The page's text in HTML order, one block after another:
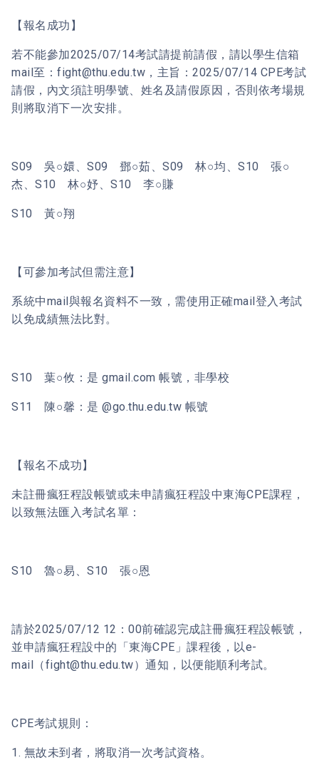
【報名成功】
若不能參加2025/07/14考試請提前請假，請以學生信箱
mail至：fight@thu.edu.tw，主旨：2025/07/14 CPE考試
請假，內文須註明學號、姓名及請假原因，否則依考場規
則將取消下一次安排。
S09 吳○嬛、S09 鄧○茹、S09 林○均、S10 張○
杰、S10 林○妤、S10 李○賺
S10 黃○翔
【可參加考試但需注意】
系統中mail與報名資料不一致，需使用正確mail登入考試
以免成績無法比對。
S10 葉○攸：是 gmail.com 帳號，非學校
S11 陳○馨：是 @go.thu.edu.tw 帳號
【報名不成功】
未註冊瘋狂程設帳號或未申請瘋狂程設中東海CPE課程，
以致無法匯入考試名單：
S10 魯○易、S10 張○恩
請於2025/07/12 12：00前確認完成註冊瘋狂程設帳號，
並申請瘋狂程設中的「東海CPE」課程後，以e-
mail（fight@thu.edu.tw）通知，以便能順利考試。
CPE考試規則：
1. 無故未到者，將取消一次考試資格。